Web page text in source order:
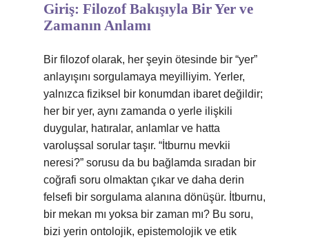
Giriş: Filozof Bakışıyla Bir Yer ve
Zamanın Anlamı
Bir filozof olarak, her şeyin ötesinde bir “yer”
anlayışını sorgulamaya meyilliyim. Yerler,
yalnızca fiziksel bir konumdan ibaret değildir;
her bir yer, aynı zamanda o yerle ilişkili
duygular, hatıralar, anlamlar ve hatta
varoluşsal sorular taşır. “İtburnu mevkii
neresi?” sorusu da bu bağlamda sıradan bir
coğrafi soru olmaktan çıkar ve daha derin
felsefi bir sorgulama alanına dönüşür. İtburnu,
bir mekan mı yoksa bir zaman mı? Bu soru,
bizi yerin ontolojik, epistemolojik ve etik